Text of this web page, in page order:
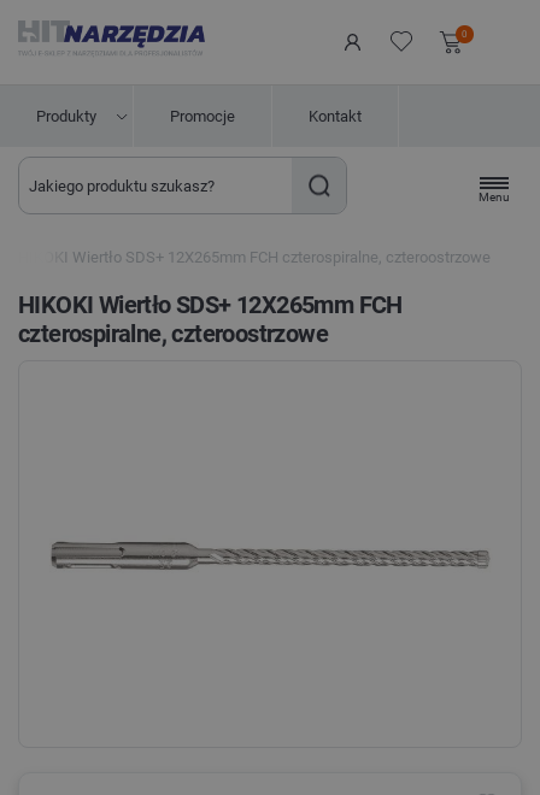
0
Produkty Promocje Kontakt
Menu
HIKOKI Wiertło SDS+ 12X265mm FCH czterospiralne, czteroostrzowe
HIKOKI Wiertło SDS+ 12X265mm FCH
czterospiralne, czteroostrzowe